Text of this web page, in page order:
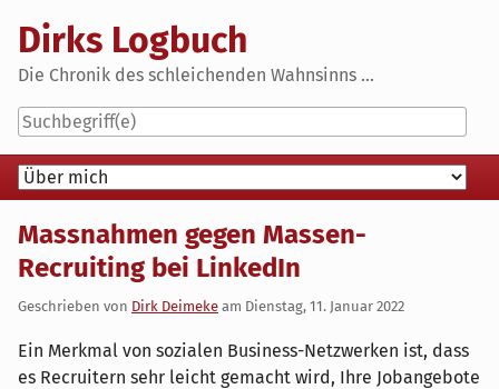
content
Dirks Logbuch
Die Chronik des schleichenden Wahnsinns ...
Navigation
Massnahmen gegen Massen-
Recruiting bei LinkedIn
Geschrieben von Dirk Deimeke am Dienstag, 11. Januar 2022
Ein Merkmal von sozialen Business-Netzwerken ist, dass
es Recruitern sehr leicht gemacht wird, Ihre Jobangebote